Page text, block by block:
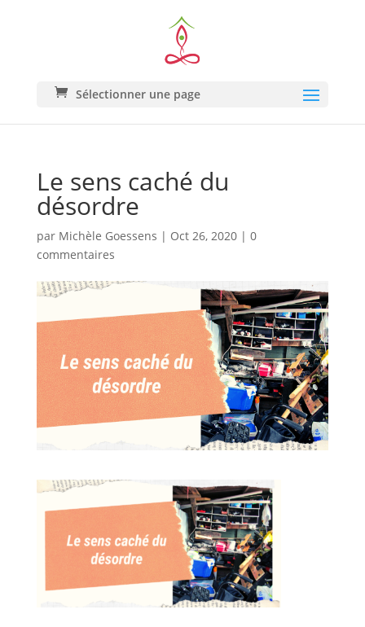
Sélectionner une page
Le sens caché du
désordre
par Michèle Goessens | Oct 26, 2020| 0
commentaires